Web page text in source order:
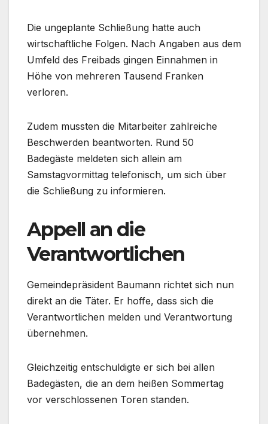
Die ungeplante Schließung hatte auch
wirtschaftliche Folgen. Nach Angaben aus dem
Umfeld des Freibads gingen Einnahmen in
Höhe von mehreren Tausend Franken
verloren.
Zudem mussten die Mitarbeiter zahlreiche
Beschwerden beantworten. Rund 50
Badegäste meldeten sich allein am
Samstagvormittag telefonisch, um sich über
die Schließung zu informieren.
Appell an die
Verantwortlichen
Gemeindepräsident Baumann richtet sich nun
direkt an die Täter. Er hoffe, dass sich die
Verantwortlichen melden und Verantwortung
übernehmen.
Gleichzeitig entschuldigte er sich bei allen
Badegästen, die an dem heißen Sommertag
vor verschlossenen Toren standen.